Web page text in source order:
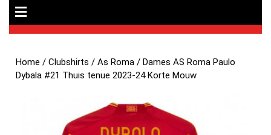
Home /Clubshirts /As Roma / Dames AS Roma Paulo
Dybala #21 Thuis tenue 2023-24 Korte Mouw